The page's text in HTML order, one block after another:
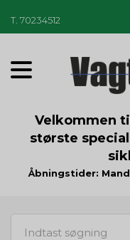
T 70234512
T
o
g
a
Velkommen
største
Åbningstider: